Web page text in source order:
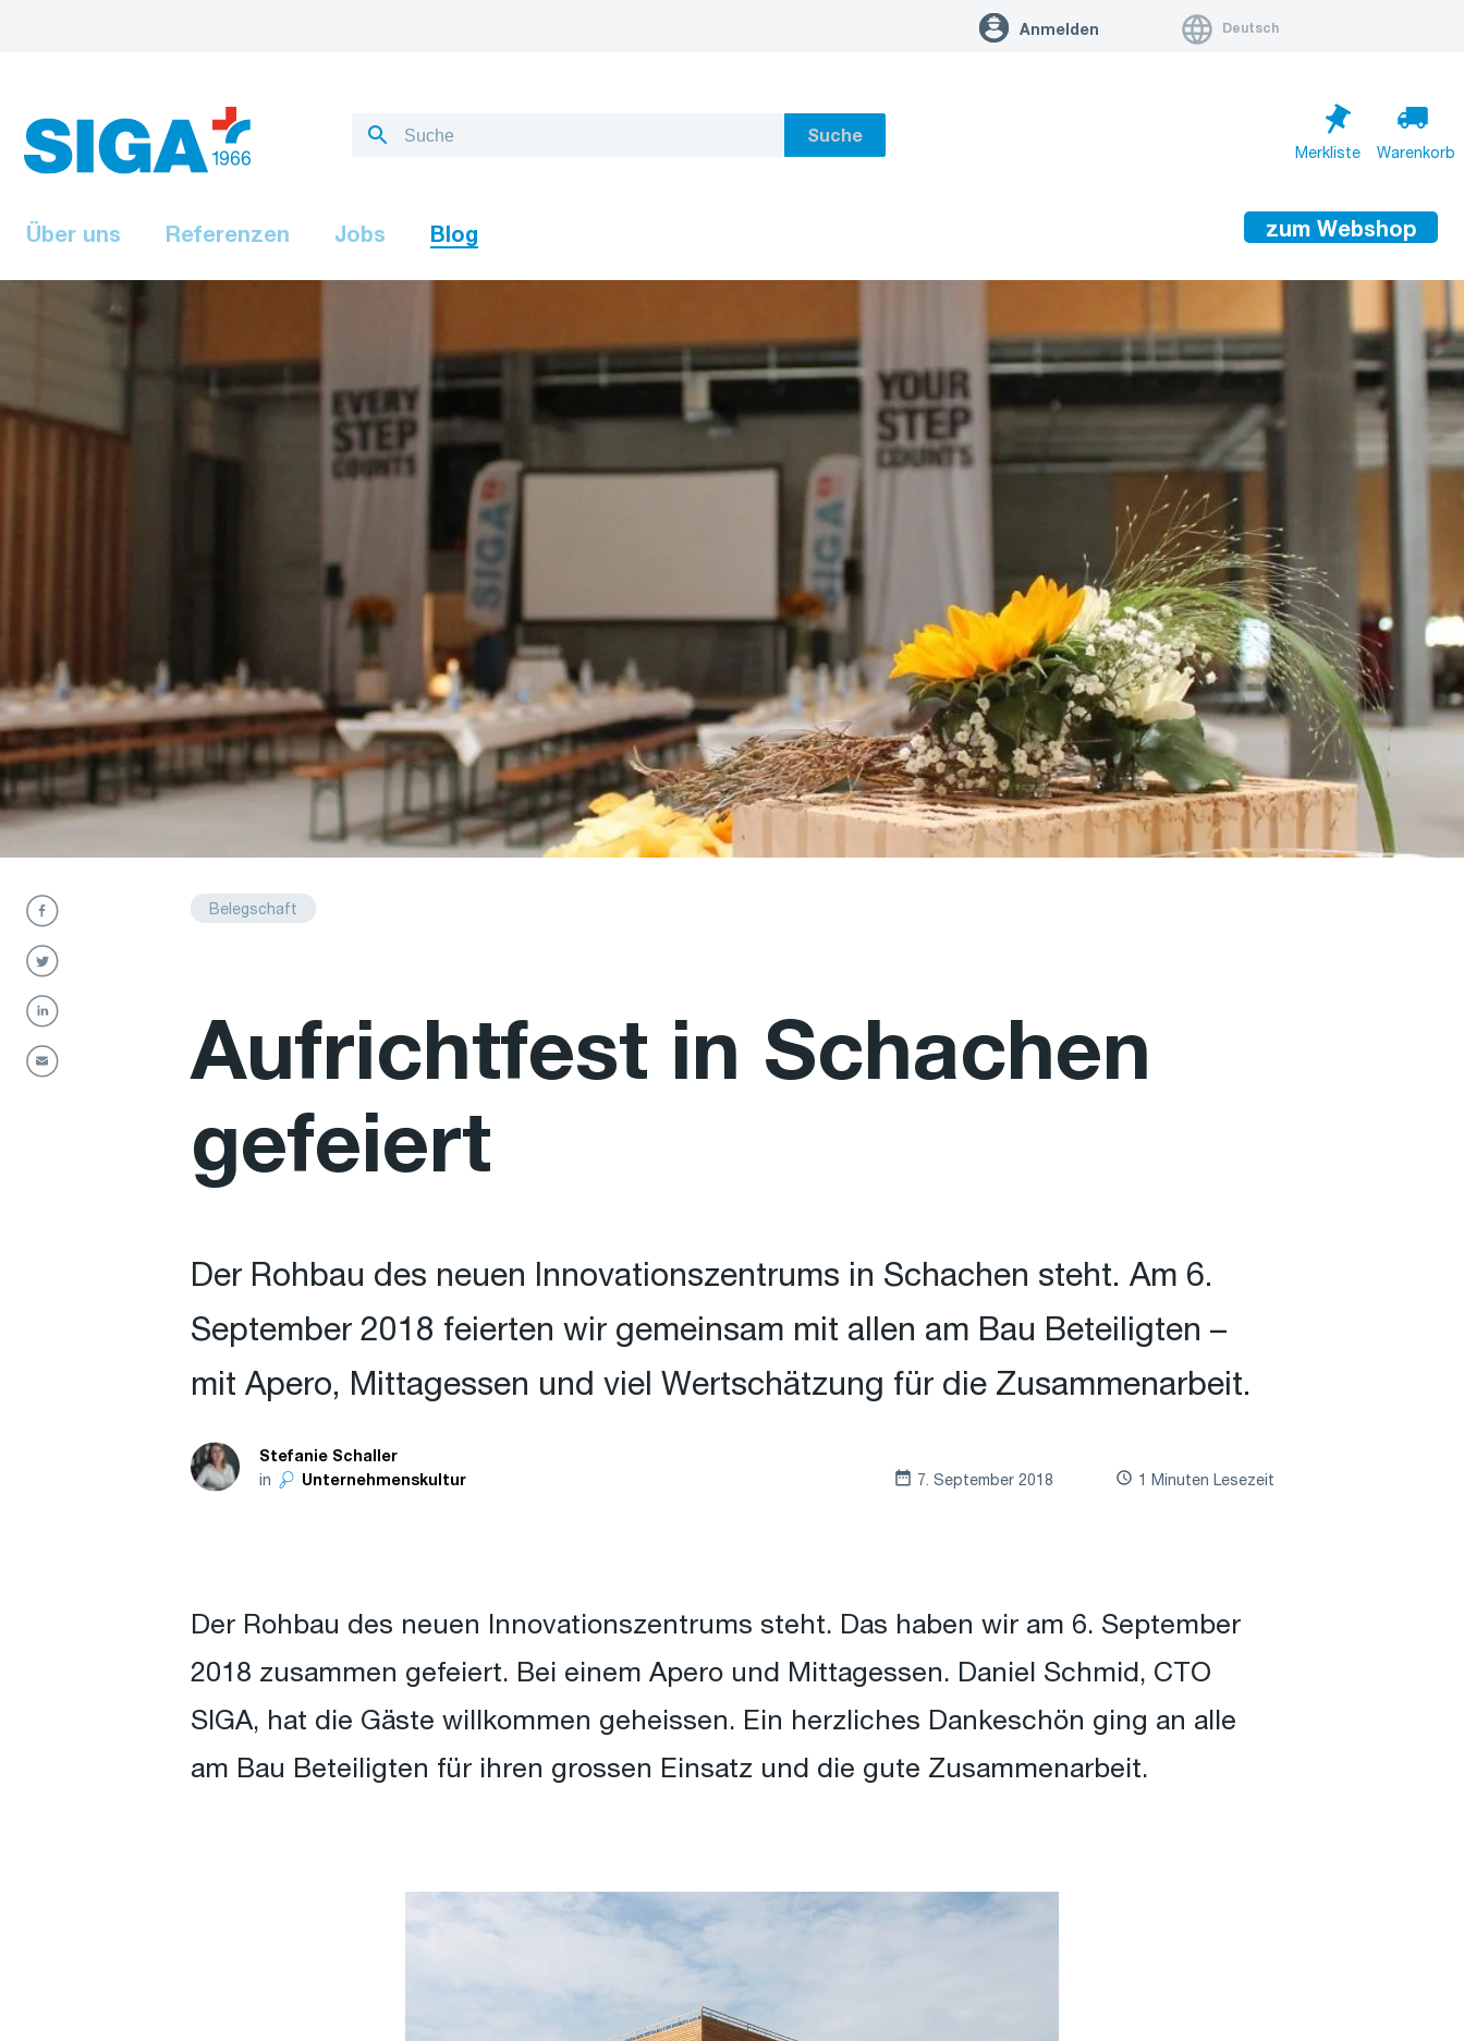
Anmelden Deutsch
Suche
Merkliste Warenkorb
Zum Warenkorb
Über uns Referenzen Jobs Blog zum Webshop
Belegschaft
Aufrichtfest in Schachen
gefeiert
Der Rohbau des neuen Innovationszentrums in Schachen steht. Am 6.
September 2018 feierten wir gemeinsam mit allen am Bau Beteiligten –
mit Apero, Mittagessen und viel Wertschätzung für die Zusammenarbeit.
Stefanie Schaller
in Unternehmenskultur 7. September 2018 1 Minuten Lesezeit
Der Rohbau des neuen Innovationszentrums steht. Das haben wir am 6. September
2018 zusammen gefeiert. Bei einem Apero und Mittagessen. Daniel Schmid, CTO
SIGA, hat die Gäste willkommen geheissen. Ein herzliches Dankeschön ging an alle
am Bau Beteiligten für ihren grossen Einsatz und die gute Zusammenarbeit.